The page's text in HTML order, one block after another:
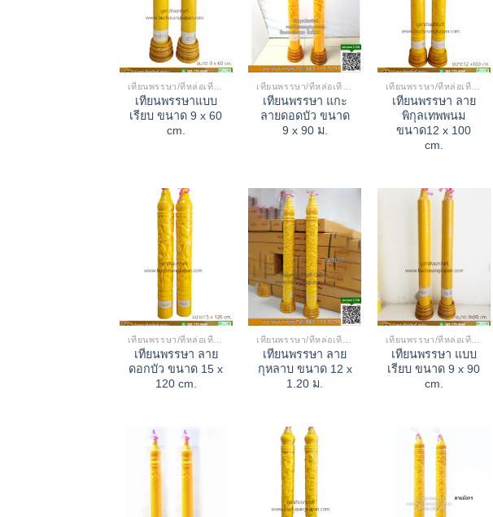
เทียนพรรษา/ที่หล่อเทียน
เทียนพรรษาแบบ
เรียบ ขนาด 9 x 60
cm.
เทียนพรรษา/ที่หล่อเทียน
เทียนพรรษา แกะ
ลายดอดบัว ขนาด
9 x 90 ม.
เทียนพรรษา/ที่หล่อเทียน
เทียนพรรษา ลาย
พิกุลเทพพนม
ขนาด12 x 100
cm.
เทียนพรรษา ลาย
ดอกบัว ขนาด 15 x
120 cm.
เทียนพรรษา ลาย
กุหลาบ ขนาด 12 x
1.20 ม.
เทียนพรรษา แบบ
เรียบ ขนาด 9 x 90
cm.